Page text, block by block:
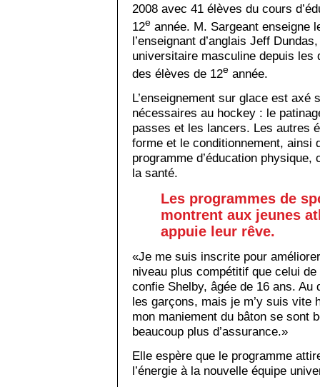
2008 avec 41 élèves du cours
12e année. M. Sargeant enseigne
l’enseignant d’anglais Jeff
universitaire masculine depuis les
des élèves de 12e année.
L’enseignement sur glace est
nécessaires au hockey : le
passes et les lancers. Les autres
forme et le conditionnement, ainsi
programme d’éducation
la santé.
Les programmes de
montrent aux jeunes
appuie leur rêve.
«Je me suis inscrite pour
niveau plus compétitif que celui
confie Shelby, âgée de 16 ans. Au
les garçons, mais je m’y suis vite
mon maniement du bâton se sont
beaucoup plus d’assurance.»
Elle espère que le programme
l’énergie à la nouvelle équipe